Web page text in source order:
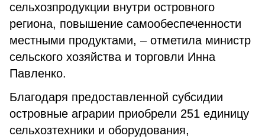
сельхозпродукции внутри островного
региона, повышение самообеспеченности
местными продуктами, – отметила министр
сельского хозяйства и торговли Инна
Павленко.
Благодаря предоставленной субсидии
островные аграрии приобрели 251 единицу
сельхозтехники и оборудования,